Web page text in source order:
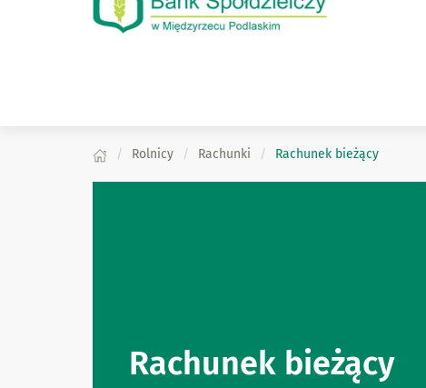
Rolnicy Rachunki Rachunek bieżący
Rachunek bieżący